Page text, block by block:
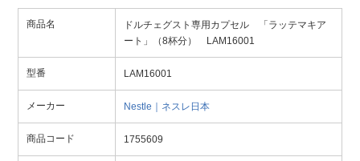
商品名
ドルチェグスト専用カプセル 「ラッテマキア
ート」（8杯分） LAM16001
型番 LAM16001
メーカー Nestle｜ネスレ日本
商品コード 1755609